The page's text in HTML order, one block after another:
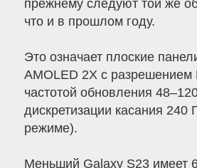
прежнему следуют той же
что и в прошлом году.
Это означает плоские
AMOLED 2X с разрешением
частотой обновления
дискретизации касания 240
режиме).
Меньший Galaxy S23 имеет